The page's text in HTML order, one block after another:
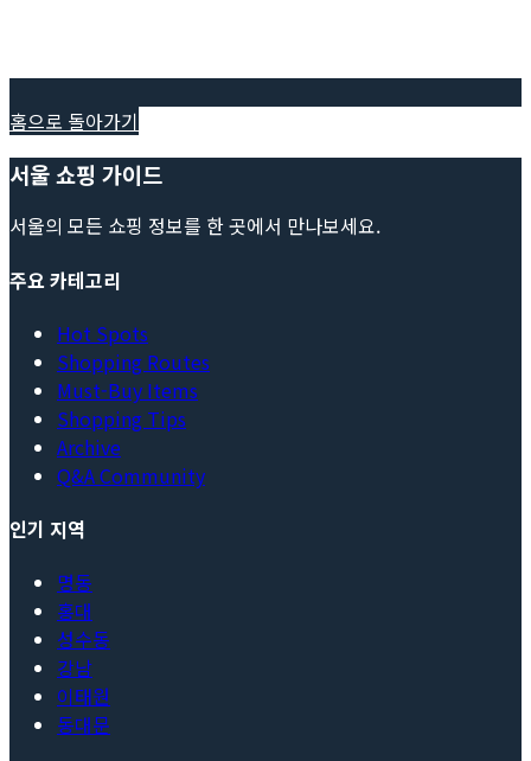
홈으로 돌아가기
서울 쇼핑 가이드
서울의 모든 쇼핑 정보를 한 곳에서 만나보세요.
주요 카테고리
Hot Spots
Shopping Routes
Must-Buy Items
Shopping Tips
Archive
Q&A Community
인기 지역
명동
홍대
성수동
강남
이태원
동대문